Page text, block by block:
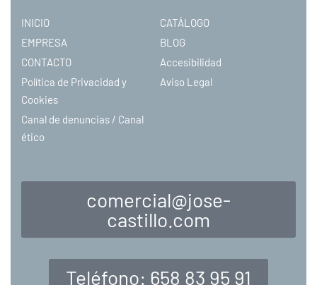
INICIO
CATÁLOGO
EMPRESA
BLOG
CONTACTO
Accesibilidad
Política de Privacidad y
Cookies
Aviso Legal
Canal de denuncias / Canal
ético
comercial@jose-
castillo.com
Teléfono: 658 83 95 91